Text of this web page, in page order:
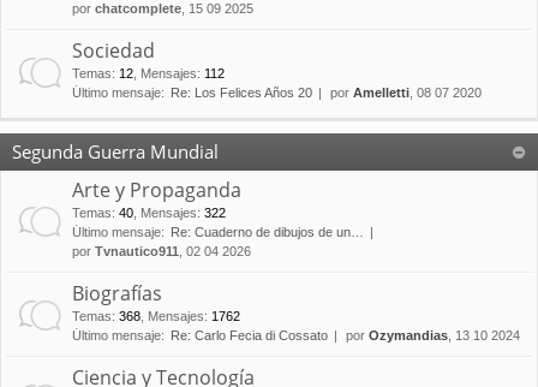
por chatcomplete , 15 09 2025
Sociedad
Temas: 12 Mensajes: 112
Último mensaje:
Re: Los Felices Años 20 por Amelletti , 08 07 2020
Segunda Guerra Mundial
Arte y Propaganda
Temas: 40 Mensajes: 322
Último mensaje:
Re: Cuaderno de dibujos de un…
por Tvnautico911 , 02 04 2026
Biografías
Temas: 368 Mensajes: 1762
Último mensaje:
Re: Carlo Fecia di Cossato por Ozymandias , 13 10 2024
Ciencia y Tecnología